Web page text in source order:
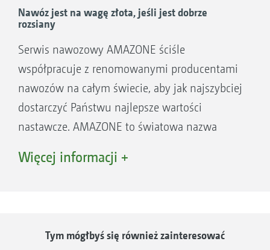
restrukturyzacja, która ma na celu wejście w
postępującą globalizację i cyfryzację rolnictwa.
Celem Spreader Application Center jest
zaoferowanie klientowi jeszcze lepszej obsługi
we wszystkich aspektach techniki nawożenia.
Nawóz jest na wagę złota, jeśli jest dobrze
rozsiany
Serwis nawozowy AMAZONE ściśle
współpracuje z renomowanymi producentami
nawozów na całym świecie, aby jak najszybciej
dostarczyć Państwu najlepsze wartości
nastawcze. AMAZONE to światowa nazwa
Serwis nawozowy pracuje bez żadnych granic.
Więcej informacji +
Tym mógłbyś się również zainteresować